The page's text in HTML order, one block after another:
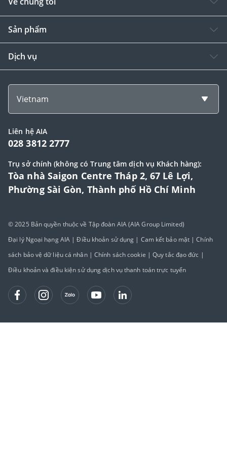
Sản phẩm
Dịch vụ
Vietnam
Liên hệ AIA
028 3812 2777
Trụ sở chính (không có Trung tâm dịch vụ Khách hàng):
Tòa nhà Saigon Centre Tháp 2, 67 Lê Lợi,
Phường Sài Gòn, Thành phố Hồ Chí Minh
© 2025 Bản quyền thuộc về Tập đoàn AIA (AIA Group Limited)
Đại lý Ngoại hạng AIA |Điều khoản sử dụng | Cam kết bảo mật |Chính
sách bảo vệ dữ liệu cá nhân|Chính sách cookie |Quy tắc đạo đức |
Điều khoản và điều kiện sử dụng dịch vụ thanh toán trực tuyến